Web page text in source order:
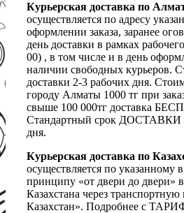
Курьерская доставка по
осуществляется по адресу
оформлении заказа, заранее
день доставки в рамках
00) , в том числе и в день
наличии свободных курьеров.
доставки 2-3 рабочих дня.
городу Алматы 1000 тг при
свыше 100 000тг доставка
Стандартный срок ДОСТАВКИ
дня.
Курьерская доставка по
осуществляется по указанному в
принципу «от двери до двери»
Казахстана через
Казахстан». Подробнее с